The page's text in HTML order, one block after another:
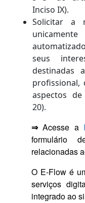
Inciso IX).
Solicitar a
seus
destinadas
profissional,
aspectos
20).
⇒Acesse a
formulário
relacionadas
O E-Flow é
serviços
integrado ao